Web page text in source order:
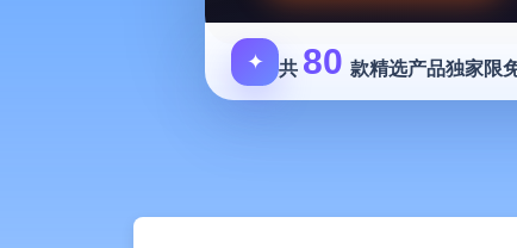
✦ 共 80 款精选产品独家限